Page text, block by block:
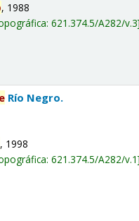
, 1988
621.374.5/A282/v.3
Río Negro.
, 1998
621.374.5/A282/v.1